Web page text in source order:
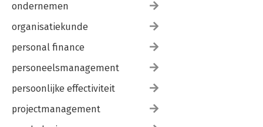
ondernemen
organisatiekunde
personal finance
personeelsmanagement
persoonlijke effectiviteit
projectmanagement